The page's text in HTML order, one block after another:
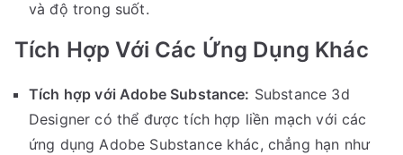
và độ trong suốt.
Tích Hợp Với Các Ứng Dụng Khác
Tích hợp với Adobe Substance: Substance 3d
Designer có thể được tích hợp liền mạch với các
ứng dụng Adobe Substance khác, chẳng hạn như